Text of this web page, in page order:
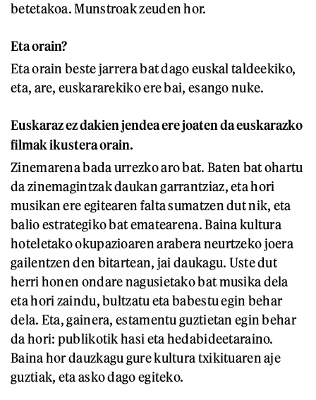
betetakoa. Munstroak zeuden hor.
Eta orain?
Eta orain beste jarrera bat dago euskal taldeekiko,
eta, are, euskararekiko ere bai, esango nuke.
Euskaraz ez dakien jendea ere joaten da euskarazko
filmak ikustera orain.
Zinemarena bada urrezko aro bat. Baten bat ohartu
da zinemagintzak daukan garrantziaz, eta hori
musikan ere egitearen falta sumatzen dut nik, eta
balio estrategiko bat ematearena. Baina kultura
hoteletako okupazioaren arabera neurtzeko joera
gailentzen den bitartean, jai daukagu. Uste dut
herri honen ondare nagusietako bat musika dela
eta hori zaindu, bultzatu eta babestu egin behar
dela. Eta, gainera, estamentu guztietan egin behar
da hori: publikotik hasi eta hedabideetaraino.
Baina hor dauzkagu gure kultura txikituaren aje
guztiak, eta asko dago egiteko.